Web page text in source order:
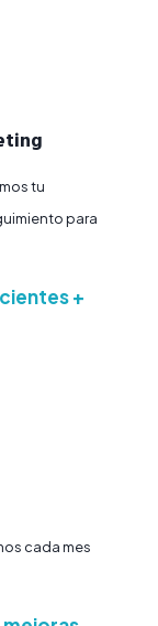
tu
para
+
cada mes